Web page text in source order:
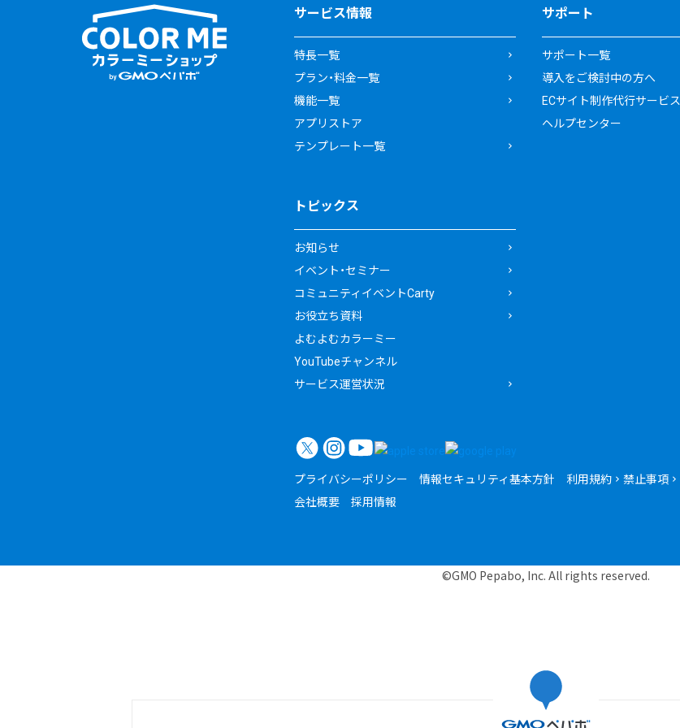
サービス情報
特長一覧
プラン・料金一覧
機能一覧
アプリストア
テンプレート一覧
サポート
サポート一覧
導入をご検討中の方へ
ECサイト制作代行サービス
ヘルプセンター
トピックス
お知らせ
イベント・セミナー
コミュニティイベントCarty
お役立ち資料
よむよむカラーミー
YouTubeチャンネル
サービス運営状況
プライバシーポリシー 情報セキュリティ基本方針 利用規約 禁止事項
会社概要
採用情報
©GMO Pepabo, Inc. All rights reserved.